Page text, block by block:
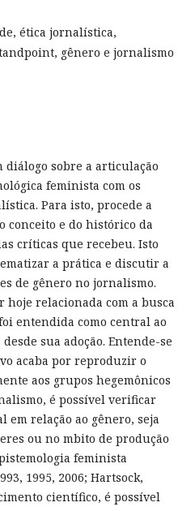
ética jornalística,
gênero e jornalismo
sobre a articulação
feminista com os
Para isto, procede a
conceito e do histórico da
críticas que recebeu. Isto
a prática e discutir a
de gênero no jornalismo.
hoje relacionada com a busca
entendida como central ao
sua adoção. Entende-se
acaba por reproduzir o
aos grupos hegemônicos
é possível verificar
em relação ao gênero, seja
ou no mbito de produção
feminista
1995, 2006; Hartsock,
científico, é possível